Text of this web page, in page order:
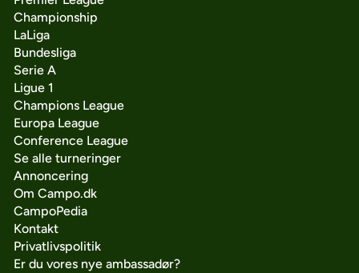
Championship
LaLiga
Bundesliga
Serie A
Ligue 1
Champions League
Europa League
Conference League
Se alle turneringer
Annoncering
Om Campo.dk
CampoPedia
Kontakt
Privatlivspolitik
Er du vores nye ambassadør?